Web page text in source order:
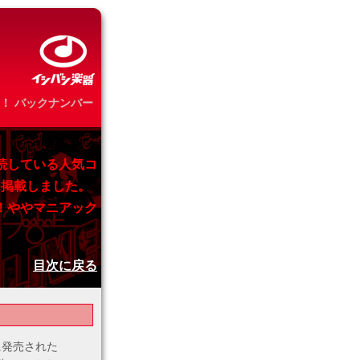
バックナンバー
している人気コ
載しました。
ややマニアック
目次に戻る
売された